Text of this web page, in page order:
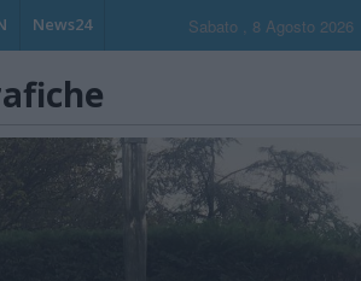
News24 Sabato , 8 Agosto 2026